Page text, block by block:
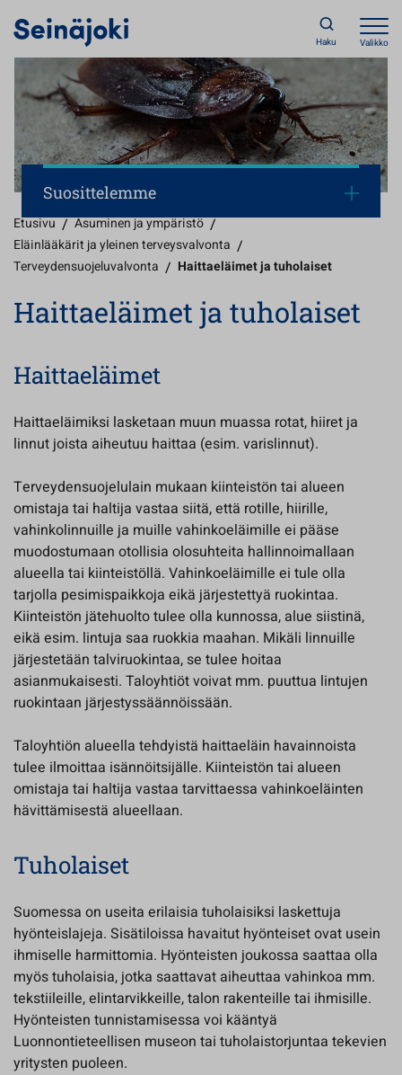
Haku Valikko
Suosittelemme
Etusivu / Asuminen ja ympäristö /
Eläinlääkärit ja yleinen terveysvalvonta /
Terveydensuojeluvalvonta / Haittaeläimet ja tuholaiset
Haittaeläimet ja tuholaiset
Haittaeläimet
Haittaeläimiksi lasketaan muun muassa rotat, hiiret ja
linnut joista aiheutuu haittaa (esim. varislinnut).
Terveydensuojelulain mukaan kiinteistön tai alueen
omistaja tai haltija vastaa siitä, että rotille, hiirille,
vahinkolinnuille ja muille vahinkoeläimille ei pääse
muodostumaan otollisia olosuhteita hallinnoimallaan
alueella tai kiinteistöllä. Vahinkoeläimille ei tule olla
tarjolla pesimispaikkoja eikä järjestettyä ruokintaa.
Kiinteistön jätehuolto tulee olla kunnossa, alue siistinä,
eikä esim. lintuja saa ruokkia maahan. Mikäli linnuille
järjestetään talviruokintaa, se tulee hoitaa
asianmukaisesti. Taloyhtiöt voivat mm. puuttua lintujen
ruokintaan järjestyssäännöissään.
Taloyhtiön alueella tehdyistä haittaeläin havainnoista
tulee ilmoittaa isännöitsijälle. Kiinteistön tai alueen
omistaja tai haltija vastaa tarvittaessa vahinkoeläinten
hävittämisestä alueellaan.
Tuholaiset
Suomessa on useita erilaisia tuholaisiksi laskettuja
hyönteislajeja. Sisätiloissa havaitut hyönteiset ovat usein
ihmiselle harmittomia. Hyönteisten joukossa saattaa olla
myös tuholaisia, jotka saattavat aiheuttaa vahinkoa mm.
tekstiileille, elintarvikkeille, talon rakenteille tai ihmisille.
Hyönteisten tunnistamisessa voi kääntyä
Luonnontieteellisen museon tai tuholaistorjuntaa tekevien
yritysten puoleen.